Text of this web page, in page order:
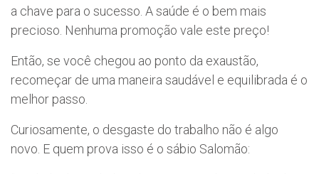
a chave para o sucesso. A saúde é o bem mais
precioso. Nenhuma promoção vale este preço!
Então, se você chegou ao ponto da exaustão,
recomeçar de uma maneira saudável e equilibrada é o
melhor passo.
Curiosamente, o desgaste do trabalho não é algo
novo. E quem prova isso é o sábio Salomão: